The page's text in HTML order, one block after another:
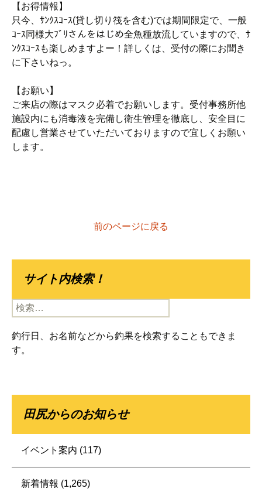
【お得情報】
只今、ｻﾝｸｽｺｰｽ(貸し切り筏を含む)では期間限定で、一般
ｺｰｽ同様大ﾌﾞﾘさんをはじめ全魚種放流していますので、ｻ
ﾝｸｽｺｰｽも楽しめますよー！詳しくは、受付の際にお聞き
に下さいねっ。
【お願い】
ご来店の際はマスク必着でお願いします。受付事務所他
施設内にも消毒液を完備し衛生管理を徹底し、安全目に
配慮し営業させていただいておりますので宜しくお願い
します。
前のページに戻る
サイト内検索！
検
索:
釣行日、お名前などから釣果を検索することもできま
す。
田尻からのお知らせ
イベント案内 (117)
新着情報 (1,265)